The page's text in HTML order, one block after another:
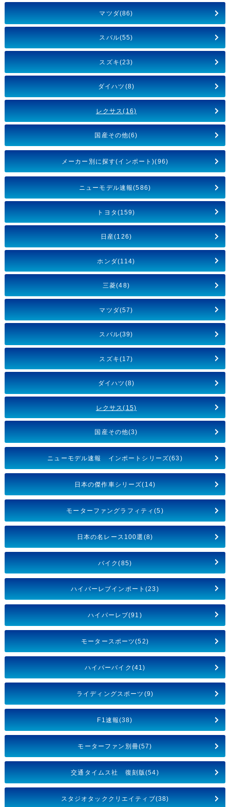
マツダ(86)
スバル(55)
スズキ(23)
ダイハツ(8)
レクサス(16)
国産その他(6)
メーカー別に探す(インポート)(96)
ニューモデル速報(586)
トヨタ(159)
日産(126)
ホンダ(114)
三菱(48)
マツダ(57)
スバル(39)
スズキ(17)
ダイハツ(8)
レクサス(15)
国産その他(3)
ニューモデル速報 インポートシリーズ(63)
日本の傑作車シリーズ(14)
モーターファングラフィティ(5)
日本の名レース100選(8)
バイク(85)
ハイパーレブインポート(23)
ハイパーレブ(91)
モータースポーツ(52)
ハイパーバイク(41)
ライディングスポーツ(9)
F1速報(38)
モーターファン別冊(57)
交通タイムス社 復刻版(54)
スタジオタッククリエイティブ(38)